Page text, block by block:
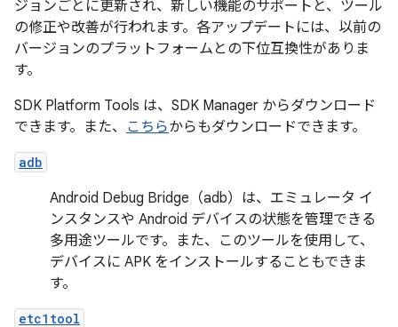
ジョンごとに更新され、新しい機能のサポートと、ツール
の修正や改善が行われます。各アップデートには、以前の
バージョンのプラットフォームとの下位互換性がありま
す。
SDK Platform Tools は、SDK Manager からダウンロード
できます。また、 こちらからもダウンロードできます。
adb
Android Debug Bridge（adb）は、エミュレータ イ
ンスタンスや Android デバイスの状態を管理できる
多用途ツールです。また、このツールを使用して、
デバイスに APK をインストールすることもできま
す。
etc1tool